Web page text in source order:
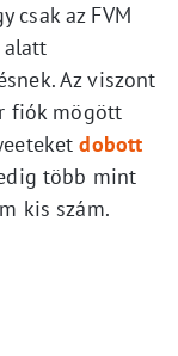
csak az FVM
alatt
Az viszont
fiók mögött
dobott
több mint
kis szám.